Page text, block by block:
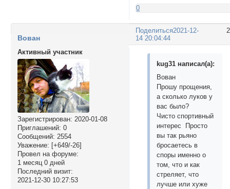
0
Поделиться2021-12-
14 20:04:44
Вован
Активный участник
Зарегистрирован: 2020-01-08
Приглашений: 0
Сообщений: 2554
Уважение: [+649/-26]
Провел на форуме:
1 месяц 0 дней
Последний визит:
2021-12-30 10:27:53
kug31 написал(а):
Вован
Прошу прощения,
а сколько луков у
вас было?
Чисто спортивный
интерес Просто
вы так рьяно
бросаетесь в
споры именно о
том, что и как
стреляет, что
лучше или хуже